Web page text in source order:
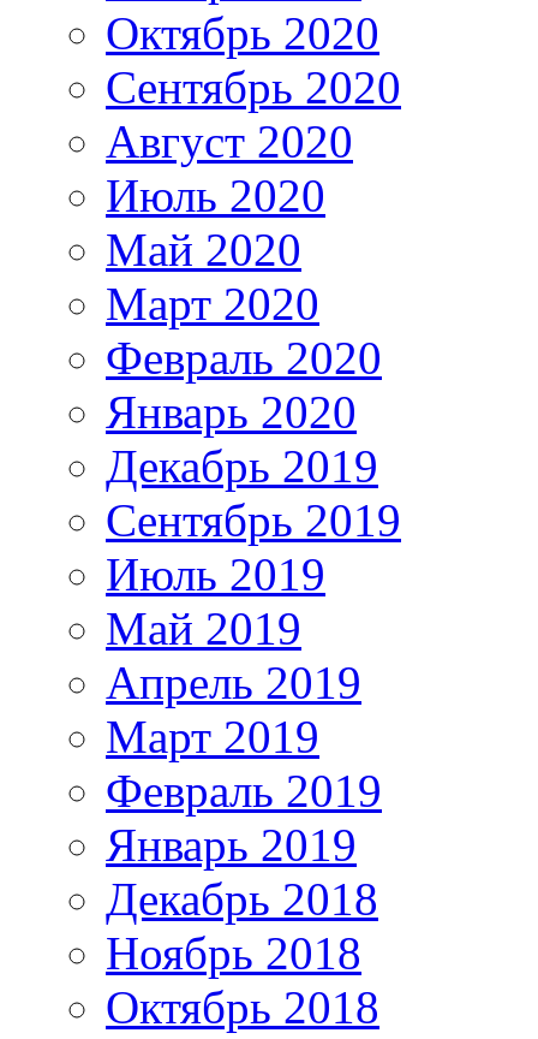
Октябрь 2020
Сентябрь 2020
Август 2020
Июль 2020
Май 2020
Март 2020
Февраль 2020
Январь 2020
Декабрь 2019
Сентябрь 2019
Июль 2019
Май 2019
Апрель 2019
Март 2019
Февраль 2019
Январь 2019
Декабрь 2018
Ноябрь 2018
Октябрь 2018